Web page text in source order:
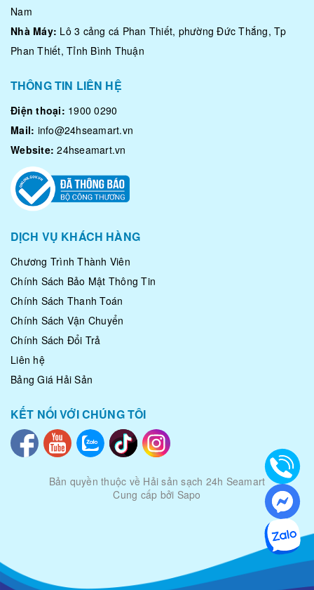
Nam
Nhà Máy: Lô 3 cảng cá Phan Thiết, phường Đức Thắng, Tp
Phan Thiết, Tỉnh Bình Thuận
THÔNG TIN LIÊN HỆ
Điện thoại: 1900 0290
Mail: info@24hseamart.vn
Website: 24hseamart.vn
DỊCH VỤ KHÁCH HÀNG
Chương Trình Thành Viên
Chính Sách Bảo Mật Thông Tin
Chính Sách Thanh Toán
Chính Sách Vận Chuyển
Chính Sách Đổi Trả
Liên hệ
Bảng Giá Hải Sản
KẾT NỐI VỚI CHÚNG TÔI
Bản quyền thuộc về Hải sản sạch 24h Seamart
|
Cung cấp bởi Sapo